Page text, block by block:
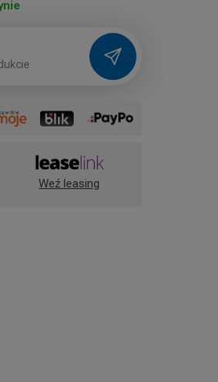
ukcie
Weź leasing